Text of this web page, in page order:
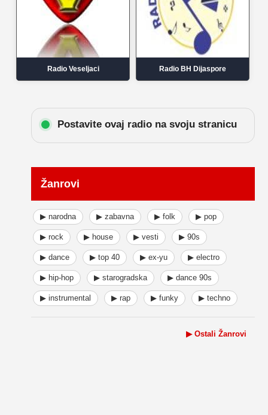
Radio Veseljaci Radio BH Dijaspore
Postavite ovaj radio na svoju stranicu
Žanrovi
▶ narodna ▶ zabavna ▶ folk ▶ pop
▶ rock ▶ house ▶ vesti ▶ 90s
▶ dance ▶ top 40 ▶ ex-yu ▶ electro
▶ hip-hop ▶ starogradska ▶ dance 90s
▶ instrumental ▶ rap ▶ funky ▶ techno
▶ Ostali Žanrovi